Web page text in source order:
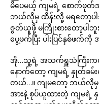
မိပေမယ့် ကျမရဲ့ စောက်ဖု
ဘယ်လိုမှ ထိန်းလို့ မရတော့ပါ
ဇွတ်ယူဖို့ မကြိုးစားတော့ပါ
ပွေ့ဖက်ပြီး ပါးပြင်နှစ်ဖက်ကို
အို…သူ့ရဲ့ အသက်ရှူသံကြီးကလည်
နောက်တော့ ကျမရဲ့ နှုတ်ခမ်
တယ်…။ ကျမတော့ ဘယ်လိုမှ
အားနဲ့ စုပ်ယူထားတဲ့ ကျမရဲ့